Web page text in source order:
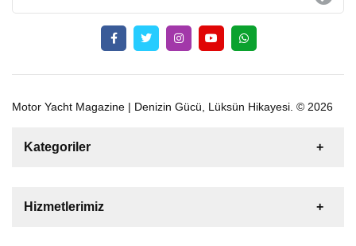
Motor Yacht Magazine | Denizin Gücü, Lüksün Hikayesi. © 2026
Kategoriler
Tekne
Hizmetlerimiz